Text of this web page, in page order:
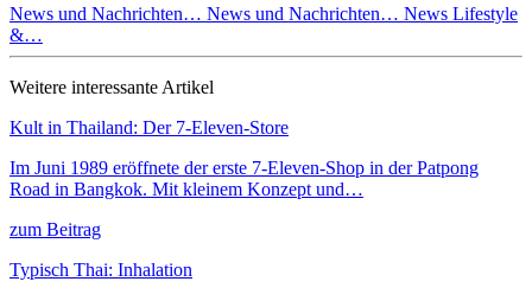
News und Nachrichten… News und Nachrichten… News Lifestyle
&…
Weitere interessante Artikel
Kult in Thailand: Der 7-Eleven-Store
Im Juni 1989 eröffnete der erste 7-Eleven-Shop in der Patpong
Road in Bangkok. Mit kleinem Konzept und…
zum Beitrag
Typisch Thai: Inhalation